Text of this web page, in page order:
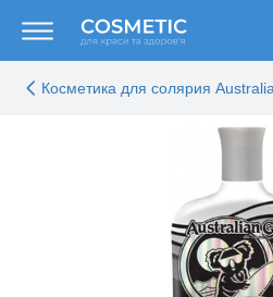
Косметика для солярия